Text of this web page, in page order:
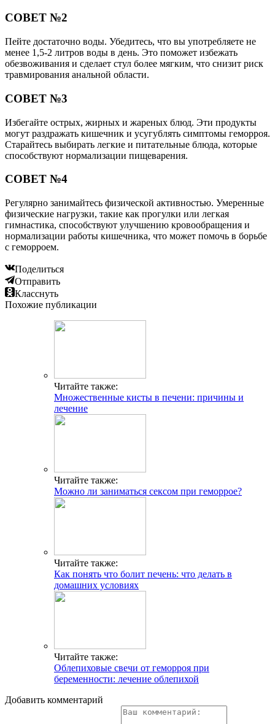
СОВЕТ №2
Пейте достаточно воды. Убедитесь, что вы употребляете не
менее 1,5-2 литров воды в день. Это поможет избежать
обезвоживания и сделает стул более мягким, что снизит риск
травмирования анальной области.
СОВЕТ №3
Избегайте острых, жирных и жареных блюд. Эти продукты
могут раздражать кишечник и усугублять симптомы геморроя.
Старайтесь выбирать легкие и питательные блюда, которые
способствуют нормализации пищеварения.
СОВЕТ №4
Регулярно занимайтесь физической активностью. Умеренные
физические нагрузки, такие как прогулки или легкая
гимнастика, способствуют улучшению кровообращения и
нормализации работы кишечника, что может помочь в борьбе
с геморроем.
Поделиться
Отправить
Класснуть
Похожие публикации
Читайте также:
Множественные кисты в печени: причины и
лечение
Читайте также:
Можно ли заниматься сексом при геморрое?
Читайте также:
Как понять что болит печень: что делать в
домашних условиях
Читайте также:
Облепиховые свечи от геморроя при
беременности: лечение облепихой
Добавить комментарий